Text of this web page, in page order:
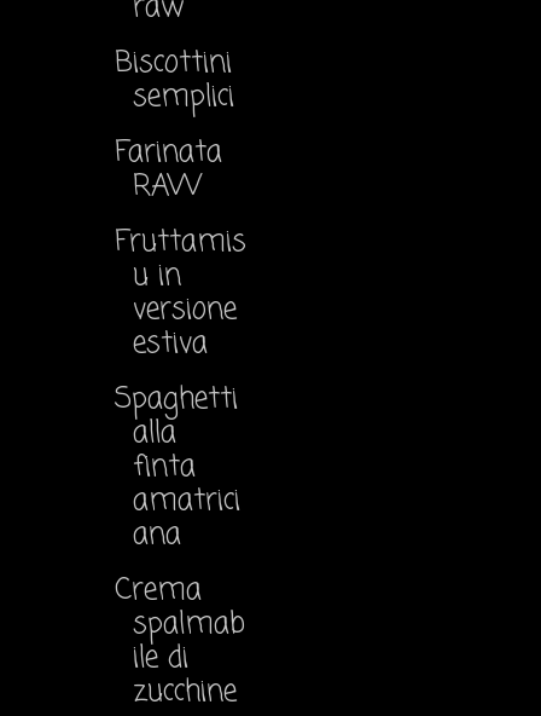
Biscottini
semplici
Farinata
RAW
Fruttamis
u in
versione
estiva
Spaghetti
alla
finta
amatrici
ana
Crema
spalmab
ile di
zucchine